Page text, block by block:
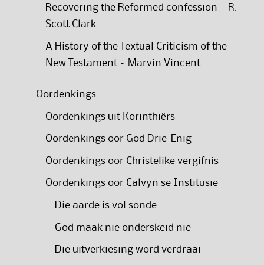
Recovering the Reformed confession – R.
Scott Clark
A History of the Textual Criticism of the
New Testament – Marvin Vincent
Oordenkings
Oordenkings uit Korinthiërs
Oordenkings oor God Drie-Enig
Oordenkings oor Christelike vergifnis
Oordenkings oor Calvyn se Institusie
Die aarde is vol sonde
God maak nie onderskeid nie
Die uitverkiesing word verdraai